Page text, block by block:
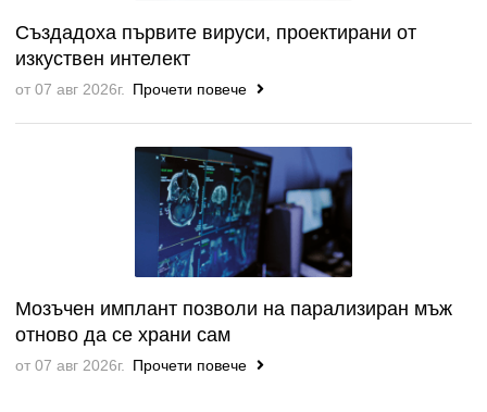
Създадоха първите вируси, проектирани от
изкуствен интелект
от 07 авг 2026г. Прочети повече
Мозъчен имплант позволи на парализиран мъж
отново да се храни сам
от 07 авг 2026г. Прочети повече